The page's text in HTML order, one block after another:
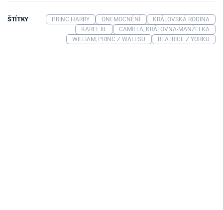
ŠTÍTKY PRINC HARRY ONEMOCNĚNÍ
KRÁLOVSKÁ RODINA
KAREL III.
CAMILLA, KRÁLOVNA-MANŽELKA
WILLIAM, PRINC Z WALESU
BEATRICE Z YORKU